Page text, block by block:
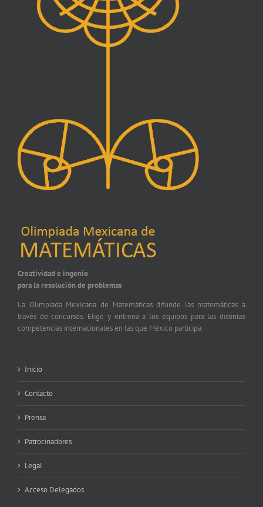
Creatividad e ingenio
para la resolución de problemas
La Olimpiada Mexicana de Matemáticas difunde las matemáticas a
través de concursos. Elige y entrena a los equipos para las distintas
competencias internacionales en las que México participa.
Inicio
Contacto
Prensa
Patrocinadores
Legal
Acceso Delegados